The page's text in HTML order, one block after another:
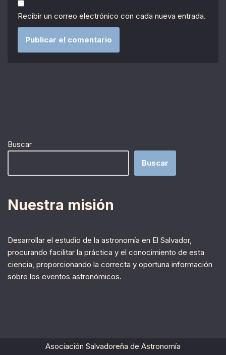
Recibir un correo electrónico con cada nueva entrada.
Buscar
Buscar
Nuestra misión
Desarrollar el estudio de la astronomía en El Salvador,
procurando facilitar la práctica y el conocimiento de esta
ciencia, proporcionando la correcta y oportuna información
sobre los eventos astronómicos.
Asociación Salvadoreña de Astronomía